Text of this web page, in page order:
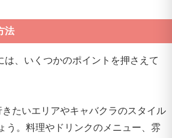
法
は、いくつかのポイントを押さえて
きたいエリアやキャバクラのスタイル
う。料理やドリンクのメニュー、雰